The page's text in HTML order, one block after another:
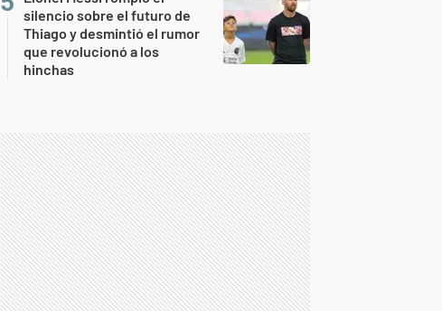
silencio sobre el futuro de
Thiago y desmintió el rumor
que revolucionó a los
hinchas